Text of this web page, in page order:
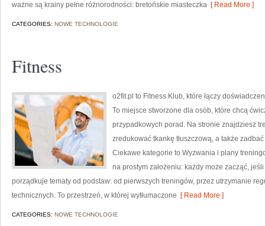
ważne są krainy pełne różnorodności: bretońskie miasteczka [ Read More ]
CATEGORIES: NOWE TECHNOLOGIE
Fitness
o2fit.pl to Fitness Klub, które łączy
To miejsce stworzone dla osób, które chcą
przypadkowych porad. Na stronie znajdziesz
zredukować tkankę tłuszczową, a także
Ciekawe kategorie to Wyzwania i plany
na prostym założeniu: każdy może zacząć,
porządkuje tematy od podstaw: od pierwszych treningów, przez utrzymanie
technicznych. To przestrzeń, w której wytłumaczone [ Read More ]
CATEGORIES: NOWE TECHNOLOGIE